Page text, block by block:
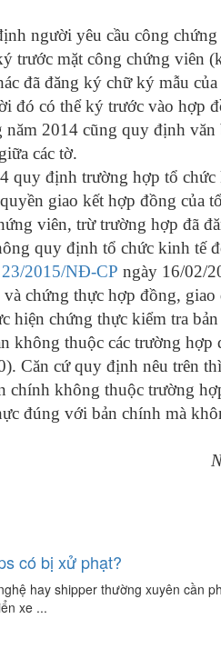
người yêu cầu công
trước mặt công chứng viên
đã đăng ký chữ ký mẫu
đó có thể ký trước vào hợp
2014 cũng quy định
các tờ.
quy định trường hợp tổ
giao kết hợp đồng của
viên, trừ trường hợp đã
quy định tổ chức kinh tế
23/2015/NĐ-CP ngày 16/02/
chứng thực hợp đồng,
chứng thực kiểm tra
không thuộc các trường
Căn cứ quy định nêu trên
không thuộc trường
đúng với bản chính mà
có bị xử phạt?
hay shipper thường xuyên cần
xe ...